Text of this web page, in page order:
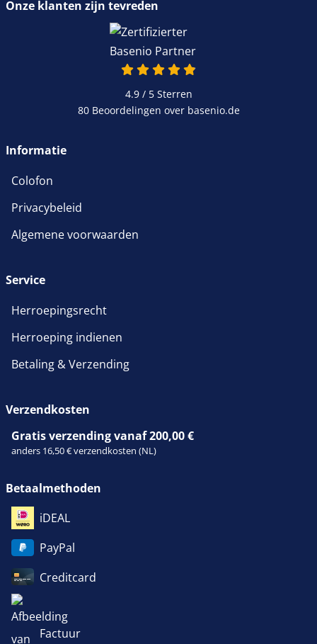
Onze klanten zijn tevreden
4.9 / 5Sterren
80 Beoordelingen over basenio.de
Informatie
Colofon
Privacybeleid
Algemene voorwaarden
Service
Herroepingsrecht
Herroeping indienen
Betaling & Verzending
Verzendkosten
Gratis verzending vanaf 200,00 €
anders 16,50 € verzendkosten (NL)
Betaalmethoden
iDEAL
PayPal
Creditcard
Factuur